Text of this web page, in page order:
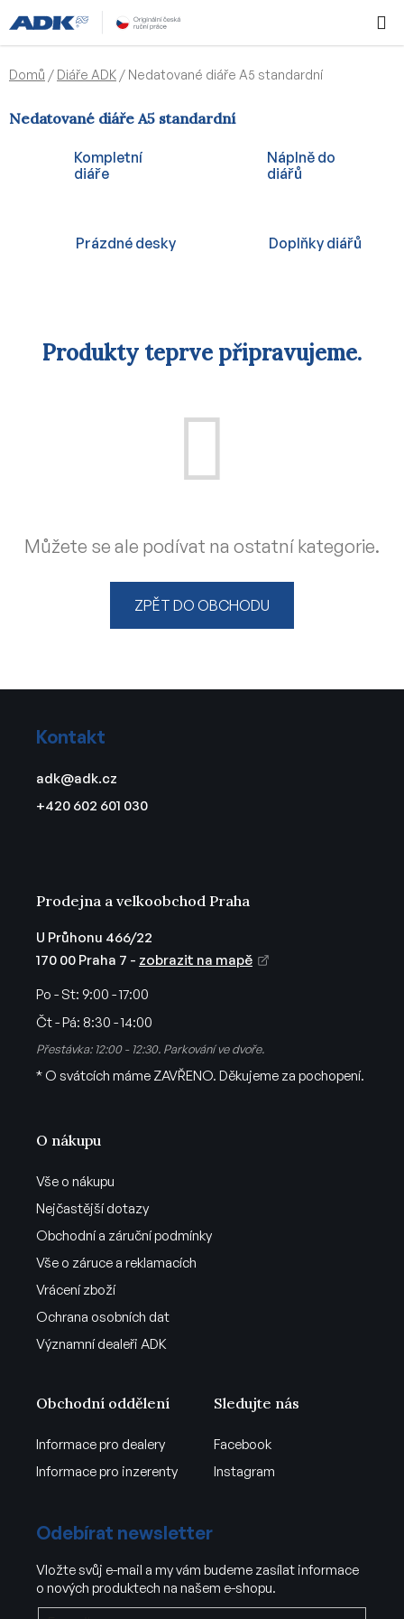
na
obsah
KOŠÍK
Domů / Diáře ADK / Nedatované diáře A5 standardní
Nedatované diáře A5 standardní
Kompletní
diáře
Náplně do
diářů
Prázdné desky Doplňky diářů
Produkty teprve připravujeme.
Můžete se ale podívat na ostatní kategorie.
ZPĚT DO OBCHODU
Kontakt
adk@adk.cz
+420 602 601 030
O nákupu
Vše o nákupu
Nejčastější dotazy
Obchodní a záruční podmínky
Vše o záruce a reklamacích
Vrácení zboží
Ochrana osobních dat
Významní dealeři ADK
Prodejna a velkoobchod Praha
U Průhonu 466/22
170 00 Praha 7 - zobrazit na mapě
Po - St: 9:00 - 17:00
Čt - Pá: 8:30 - 14:00
Přestávka: 12:00 - 12:30. Parkování ve dvoře.
* O svátcích máme ZAVŘENO. Děkujeme za pochopení.
Obchodní oddělení
Informace pro dealery
Informace pro inzerenty
Sledujte nás
Facebook
Instagram
Odebírat newsletter
Vložte svůj e-mail a my vám budeme zasílat informace
o nových produktech na našem e-shopu.